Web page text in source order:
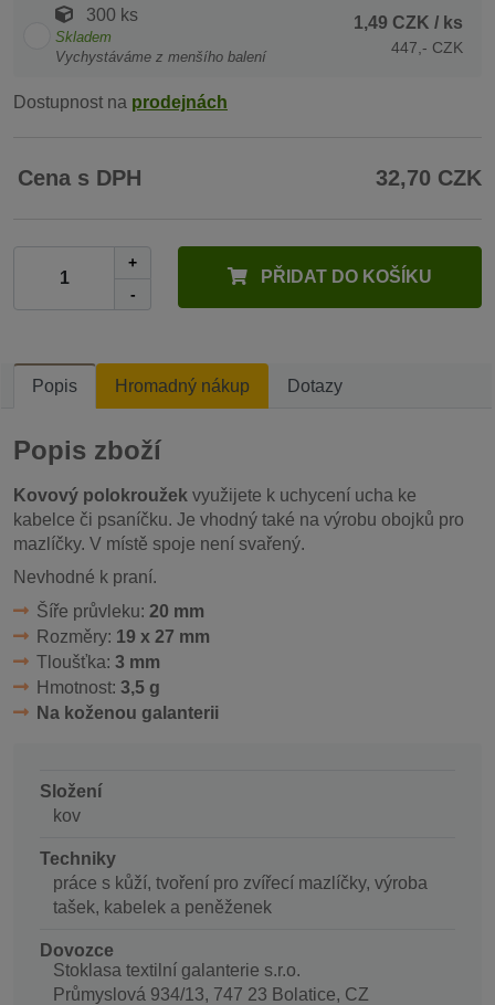
300 ks
Skladem
Vychystáváme z menšího balení
1,49 CZK / ks
447,- CZK
Dostupnost na prodejnách
Cena s DPH 32,70 CZK
+
-
PŘIDAT DO KOŠÍKU
Popis Hromadný nákup Dotazy
Popis zboží
Kovový polokroužek využijete k uchycení ucha ke
kabelce či psaníčku. Je vhodný také na výrobu obojků pro
mazlíčky. V místě spoje není svařený.
Nevhodné k praní.
Šíře průvleku: 20 mm
Rozměry: 19 x 27 mm
Tloušťka: 3 mm
Hmotnost: 3,5 g
Na koženou galanterii
Složení
kov
Techniky
práce s kůží, tvoření pro zvířecí mazlíčky, výroba
tašek, kabelek a peněženek
Dovozce
Stoklasa textilní galanterie s.r.o.
Průmyslová 934/13, 747 23 Bolatice, CZ